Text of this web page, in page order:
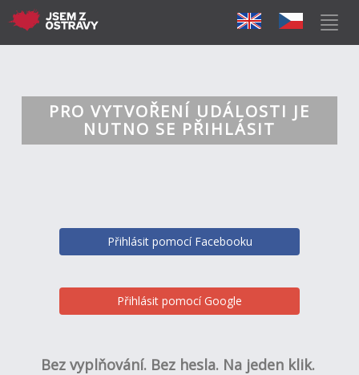
PRO VYTVOŘENÍ UDÁLOSTI JE
NUTNO SE PŘIHLÁSIT
Přihlásit pomocí Facebooku
Přihlásit pomocí Google
Bez vyplňování. Bez hesla. Na jeden klik.